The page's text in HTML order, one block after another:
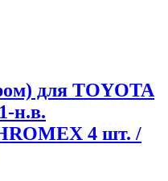
для TOYOTA
н.в.
4 шт. /